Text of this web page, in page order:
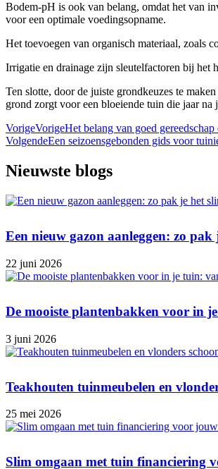
Bodem-pH is ook van belang, omdat het van
voor een optimale voedingsopname.
Het toevoegen van organisch materiaal, zoals
Irrigatie en drainage zijn sleutelfactoren bij het
Ten slotte, door de juiste grondkeuzes te
grond zorgt voor een bloeiende tuin die jaar na
VorigeVorigeHet belang van goed
VolgendeEen seizoensgebonden gids voor
Nieuwste blogs
Een nieuw gazon aanleggen: zo pak
22 juni 2026
De mooiste plantenbakken voor in
3 juni 2026
Teakhouten tuinmeubelen en
25 mei 2026
Slim omgaan met tuin financiering